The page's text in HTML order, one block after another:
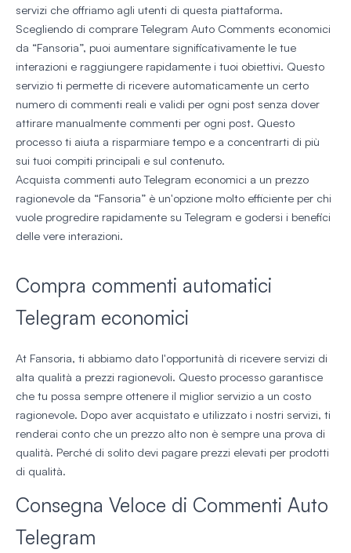
servizi che offriamo agli utenti di questa piattaforma.
Scegliendo di comprare Telegram Auto Comments economici
da “Fansoria”, puoi aumentare significativamente le tue
interazioni e raggiungere rapidamente i tuoi obiettivi. Questo
servizio ti permette di ricevere automaticamente un certo
numero di commenti reali e validi per ogni post senza dover
attirare manualmente commenti per ogni post. Questo
processo ti aiuta a risparmiare tempo e a concentrarti di più
sui tuoi compiti principali e sul contenuto.
Acquista commenti auto Telegram economici a un prezzo
ragionevole da “Fansoria” è un'opzione molto efficiente per chi
vuole progredire rapidamente su Telegram e godersi i benefici
delle vere interazioni.
Compra commenti automatici
Telegram economici
At Fansoria, ti abbiamo dato l'opportunità di ricevere servizi di
alta qualità a prezzi ragionevoli. Questo processo garantisce
che tu possa sempre ottenere il miglior servizio a un costo
ragionevole. Dopo aver acquistato e utilizzato i nostri servizi, ti
renderai conto che un prezzo alto non è sempre una prova di
qualità. Perché di solito devi pagare prezzi elevati per prodotti
di qualità.
Consegna Veloce di Commenti Auto
Telegram